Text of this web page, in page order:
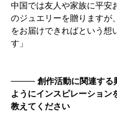
中国では友人や家族に平安
のジュエリーを贈りますが
をお届けできればという想
す」
──── 創作活動に関連する
ようにインスピレーション
教えてください